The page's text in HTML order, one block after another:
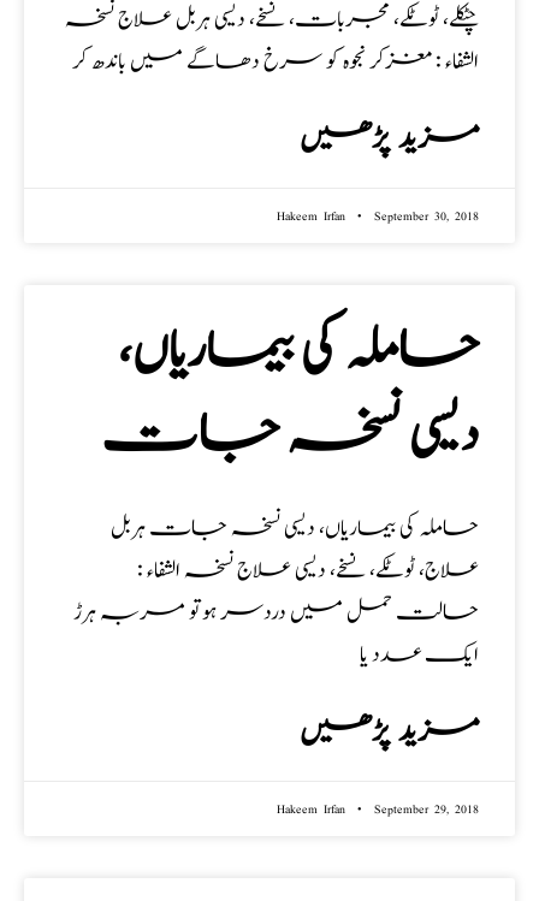
چٹکلے، ٹوٹکے، مجربات، نسخے، دیسی ہربل علاج نسخہ
الشفاء : مغزکر نجوہ کو سرخ دھاگے میں باندھ کر
مزید پڑھیں
Hakeem Irfan September 30, 2018
حاملہ کی بیماریاں،
دیسی نسخہ جات
حاملہ کی بیماریاں، دیسی نسخہ جات ہربل
علاج، ٹوٹکے، نسخے، دیسی علاج نسخہ الشفاء :
حالت حمل میں دردسر ہوتو مربہ ہرڑ
ایک عدد یا
مزید پڑھیں
Hakeem Irfan September 29, 2018